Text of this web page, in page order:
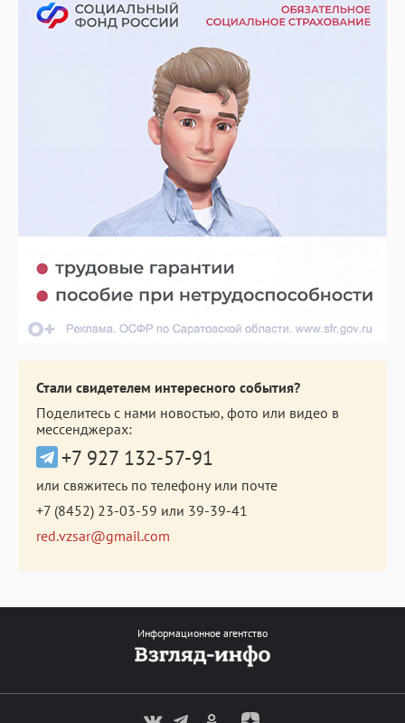
Стали свидетелем интересного события?
Поделитесь с нами новостью, фото или видео в
мессенджерах:
+7 927 132-57-91
или свяжитесь по телефону или почте
+7 (8452) 23-03-59 или 39-39-41
red.vzsar@gmail.com
Информационное агентство